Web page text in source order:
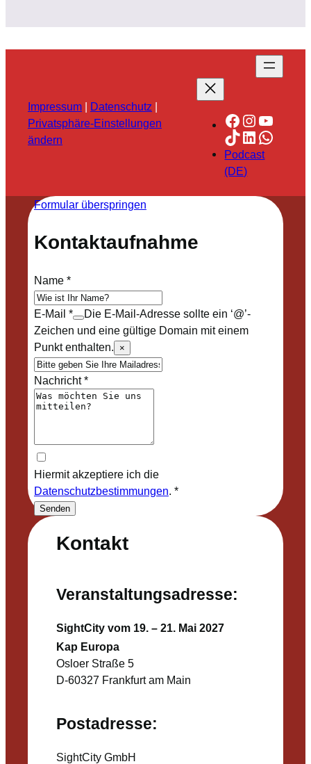
Impressum | Datenschutz |
Privatsphäre-Einstellungen
ändern
Facebook
TikTok
LinkedIn
Podcast
(DE)
Kontakt
Veranstaltungsadresse:
SightCity vom 19. – 21. Mai 2027
Kap Europa
Osloer Straße 5
D-60327 Frankfurt am Main
Postadresse:
SightCity GmbH
Formular überspringen
Kontaktaufnahme
Name*
E-Mail *
Die E-Mail-Adresse sollte ein ‘@’-
Zeichen und eine gültige Domain mit einem
Punkt enthalten.
×
Nachricht*
Hiermit akzeptiere ich die
Datenschutzbestimmungen. *
Senden